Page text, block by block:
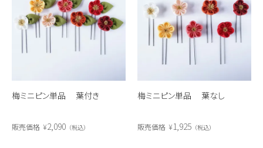
梅ミニピン単品 葉付き
販売価格 ¥2,090 税込
梅ミニピン単品 葉なし
販売価格 ¥1,925 税込